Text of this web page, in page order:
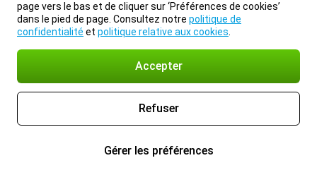
page vers le bas et de cliquer sur ‘Préférences de cookies’
dans le pied de page. Consultez notre politique de
confidentialité et politique relative aux cookies
Accepter
Refuser
Gérer les préférences